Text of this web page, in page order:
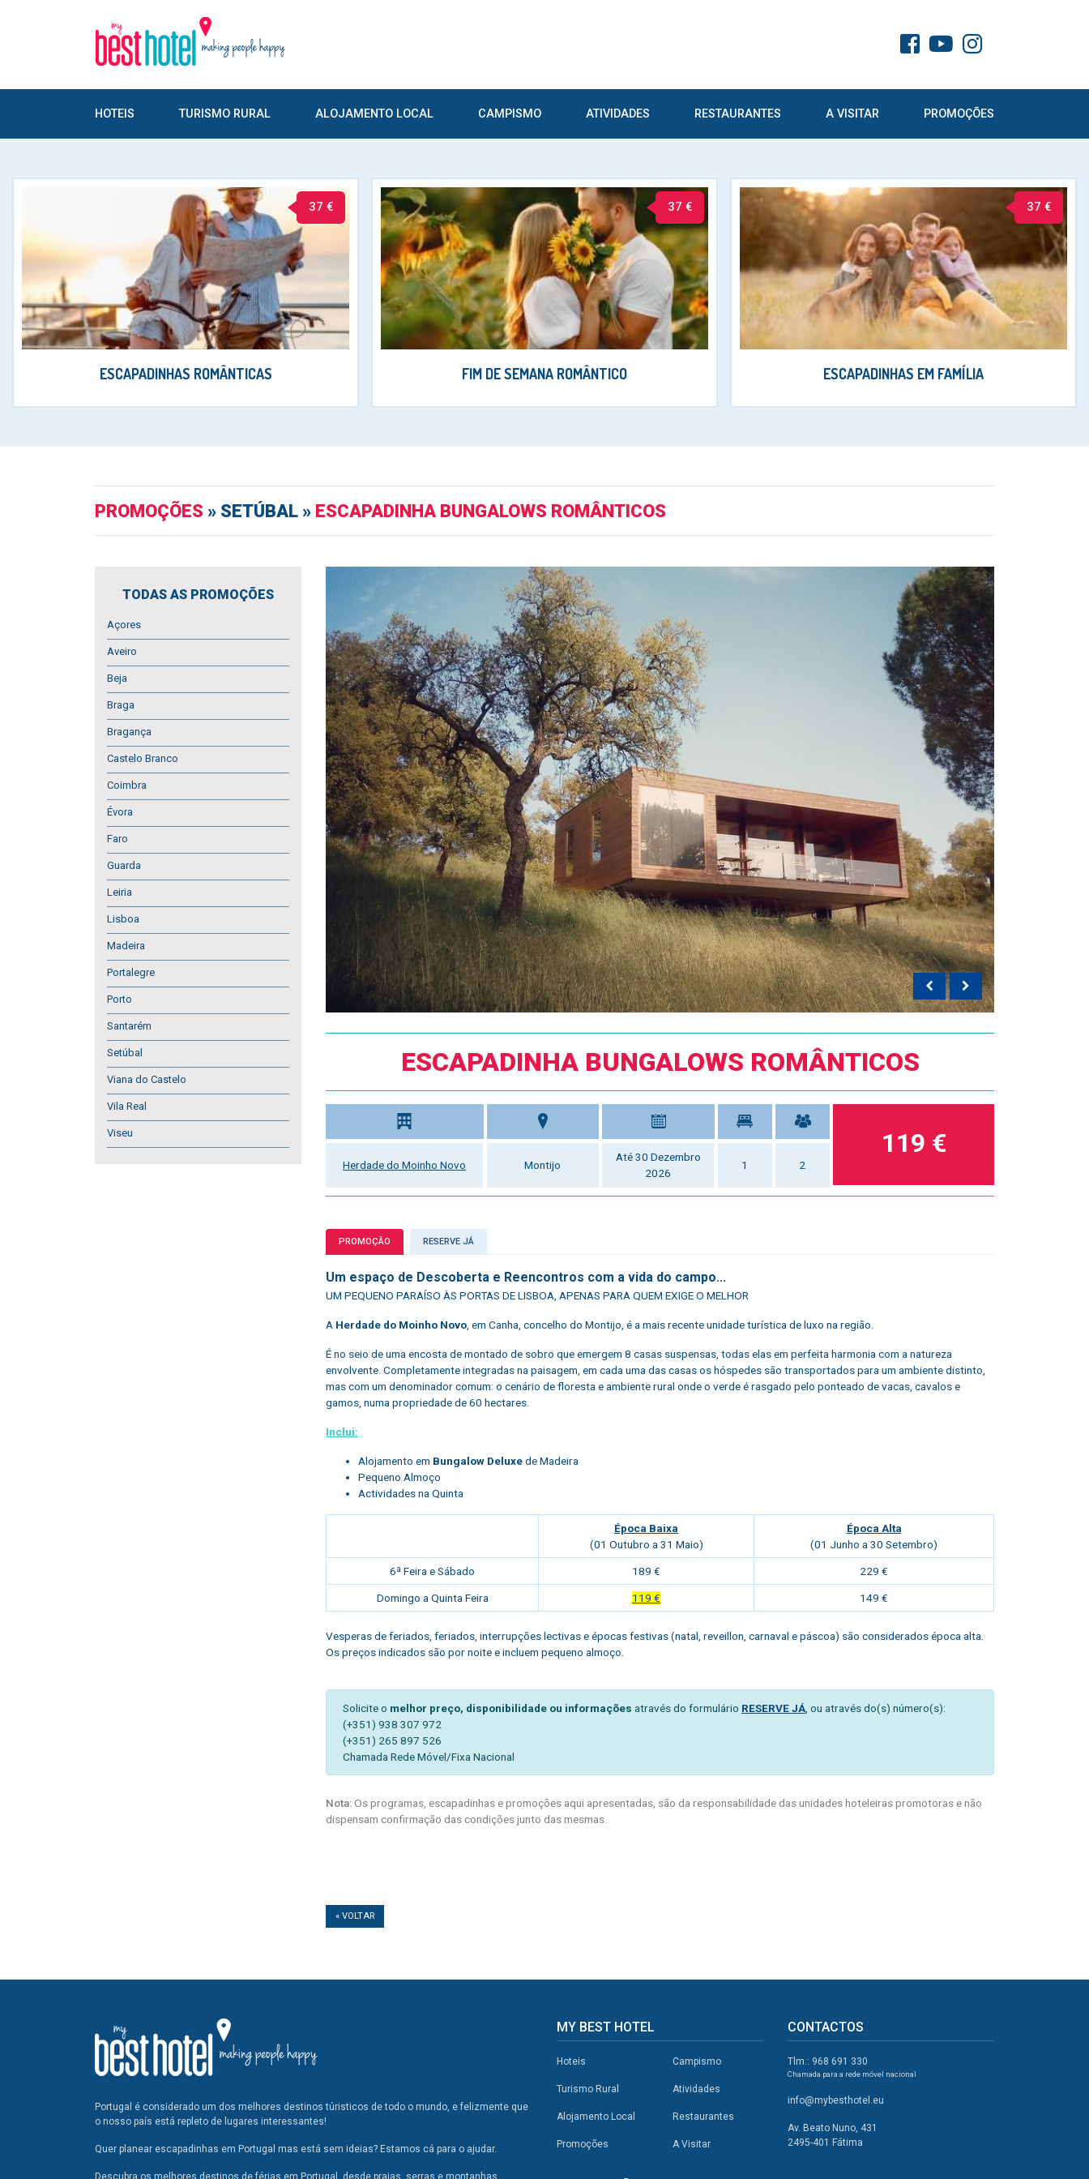
HOTEIS TURISMO RURAL ALOJAMENTO LOCAL CAMPISMO ATIVIDADES RESTAURANTES A VISITAR PROMOÇÕES
37 €
ESCAPADINHAS ROMÂNTICAS
37 €
FIM DE SEMANA ROMÂNTICO
37 €
ESCAPADINHAS EM FAMÍLIA
PROMOÇÕES » SETÚBAL » ESCAPADINHA BUNGALOWS ROMÂNTICOS
TODAS AS PROMOÇÕES
Açores
Aveiro
Beja
Braga
Bragança
Castelo Branco
Coimbra
Évora
Faro
Guarda
Leiria
Lisboa
Madeira
Portalegre
Porto
Santarém
Setúbal
Viana do Castelo
Vila Real
Viseu
ESCAPADINHA BUNGALOWS ROMÂNTICOS
Herdade do Moinho Novo Montijo
Até 30 Dezembro
2026
1 2
119 €
PROMOÇÃO RESERVE JÁ
Um espaço de Descoberta e Reencontros com a vida do campo...
UM PEQUENO PARAÍSO ÀS PORTAS DE LISBOA, APENAS PARA QUEM EXIGE O MELHOR
A Herdade do Moinho Novo , em Canha, concelho do Montijo, é a mais recente unidade turística de luxo na região.
É no seio de uma encosta de montado de sobro que emergem 8 casas suspensas, todas elas em perfeita harmonia com a natureza
envolvente. Completamente integradas na paisagem, em cada uma das casas os hóspedes são transportados para um ambiente distinto,
mas com um denominador comum: o cenário de floresta e ambiente rural onde o verde é rasgado pelo ponteado de vacas, cavalos e
gamos, numa propriedade de 60 hectares.
Inclui:
Alojamento em Bungalow Deluxede Madeira
Pequeno Almoço
Actividades na Quinta
Época Baixa
(01 Outubro a 31 Maio)
Época Alta
(01 Junho a 30 Setembro)
6ª Feira e Sábado 189 € 229 €
Domingo a Quinta Feira 119 € 149 €
Vesperas de feriados, feriados, interrupções lectivas e épocas festivas (natal, reveillon, carnaval e páscoa) são considerados época alta.
Os preços indicados são por noite e incluem pequeno almoço.
Solicite o melhor preço, disponibilidade ou informações através do formulário RESERVE JÁ , ou através do(s) número(s):
(+351) 938 307 972
(+351) 265 897 526
Chamada Rede Móvel/Fixa Nacional
Nota:Os programas, escapadinhas e promoções aqui apresentadas, são da responsabilidade das unidades hoteleiras promotoras e não
dispensam confirmação das condições junto das mesmas.
« VOLTAR
Portugal é considerado um dos melhores destinos túristicos de todo o mundo, e felizmente que
o nosso país está repleto de lugares interessantes!
Quer planear escapadinhas em Portugal mas está sem ideias? Estamos cá para o ajudar.
Descubra os melhores destinos de férias em Portugal, desde praias, serras e montanhas,
MY BEST HOTEL
Hoteis
Turismo Rural
Alojamento Local
Promoções
Campismo
Atividades
Restaurantes
A Visitar
CONTACTOS
Tlm.: 968 691 330
Chamada para a rede móvel nacional
info@mybesthotel.eu
Av. Beato Nuno, 431
2495-401 Fátima